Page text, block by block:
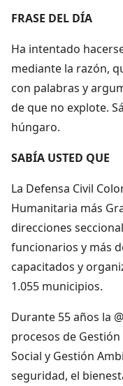
FRASE DEL DÍA
Ha intentado
mediante la razón,
con palabras y
de que no explote.
húngaro.
SABÍA USTED QUE
La Defensa Civil
Humanitaria más
direcciones
funcionarios y más
capacitados y
1.055 municipios.
Durante 55 años la
procesos de
Social y Gestión
seguridad, el